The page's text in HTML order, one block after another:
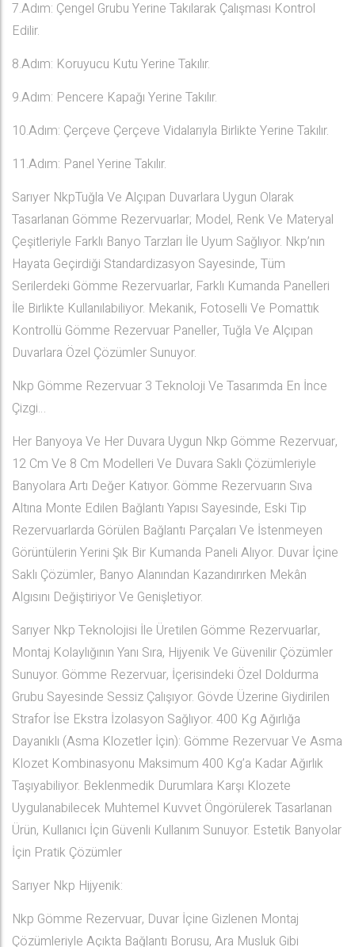
7.Adım: Çengel Grubu Yerine Takılarak Çalışması Kontrol
Edilir.
8.Adım: Koruyucu Kutu Yerine Takılır.
9.Adım: Pencere Kapağı Yerine Takılır.
10.Adım: Çerçeve Çerçeve Vidalarıyla Birlikte Yerine Takılır.
11.Adım: Panel Yerine Takılır.
Sarıyer NkpTuğla Ve Alçıpan Duvarlara Uygun Olarak
Tasarlanan Gömme Rezervuarlar; Model, Renk Ve Materyal
Çeşitleriyle Farklı Banyo Tarzları İle Uyum Sağlıyor. Nkp’nın
Hayata Geçirdiği Standardizasyon Sayesinde, Tüm
Serilerdeki Gömme Rezervuarlar, Farklı Kumanda Panelleri
İle Birlikte Kullanılabiliyor. Mekanik, Fotoselli Ve Pomattık
Kontrollü Gömme Rezervuar Paneller, Tuğla Ve Alçıpan
Duvarlara Özel Çözümler Sunuyor.
Nkp Gömme Rezervuar 3 Teknoloji Ve Tasarımda En İnce
Çizgi…
Her Banyoya Ve Her Duvara Uygun Nkp Gömme Rezervuar,
12 Cm Ve 8 Cm Modelleri Ve Duvara Saklı Çözümleriyle
Banyolara Artı Değer Katıyor. Gömme Rezervuarın Sıva
Altına Monte Edilen Bağlantı Yapısı Sayesinde, Eski Tip
Rezervuarlarda Görülen Bağlantı Parçaları Ve İstenmeyen
Görüntülerin Yerini Şık Bir Kumanda Paneli Alıyor. Duvar İçine
Saklı Çözümler, Banyo Alanından Kazandırırken Mekân
Algısını Değiştiriyor Ve Genişletiyor.
Sarıyer Nkp Teknolojisi İle Üretilen Gömme Rezervuarlar,
Montaj Kolaylığının Yanı Sıra, Hijyenik Ve Güvenilir Çözümler
Sunuyor. Gömme Rezervuar, İçerisindeki Özel Doldurma
Grubu Sayesinde Sessiz Çalışıyor. Gövde Üzerine Giydirilen
Strafor İse Ekstra İzolasyon Sağlıyor. 400 Kg Ağırlığa
Dayanıklı (Asma Klozetler İçin): Gömme Rezervuar Ve Asma
Klozet Kombinasyonu Maksimum 400 Kg’a Kadar Ağırlık
Taşıyabiliyor. Beklenmedik Durumlara Karşı Klozete
Uygulanabilecek Muhtemel Kuvvet Öngörülerek Tasarlanan
Ürün, Kullanıcı İçin Güvenli Kullanım Sunuyor. Estetik Banyolar
İçin Pratik Çözümler
Sarıyer Nkp Hijyenik:
Nkp Gömme Rezervuar, Duvar İçine Gizlenen Montaj
Çözümleriyle Açıkta Bağlantı Borusu, Ara Musluk Gibi